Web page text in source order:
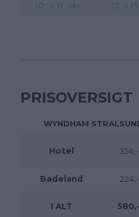
10 . – 11. okr 12. –
PRISOVERSIGT
WYNDHAM
Hotel 356,-
Badeland 224,-
I ALT 580,-